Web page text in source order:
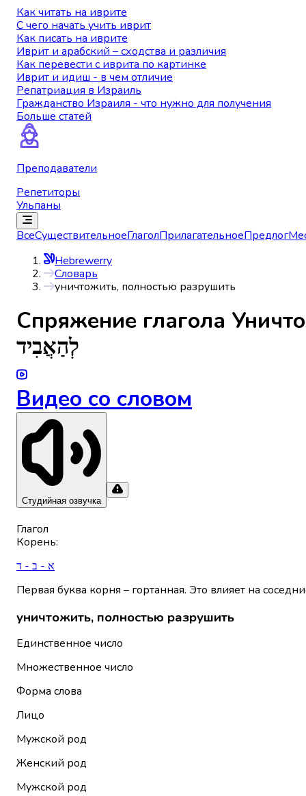
Как читать на иврите
С чего начать учить иврит
Как писать на иврите
Иврит и арабский – сходства и различия
Как перевести с иврита по картинке
Иврит и идиш - в чем отличие
Репатриация в Израиль
Гражданство Израиля - что нужно для получения
Больше статей
Преподаватели
Репетиторы
Ульпаны
ВсеСуществительноеГлаголПрилагательноеПредлог
Hebrewerry
Словарь
уничтожить, полностью разрушить
Спряжениe глагола
לְהַאֲבִיד
Видео со словом
Студийная озвучка
Глагол
Корень:
א - ב - ד
Первая буква корня – гортанная. Это влияет на
уничтожить, полностью разрушить
Единственное число
Множественное число
Форма слова
Лицо
Мужской род
Женский род
Мужской род